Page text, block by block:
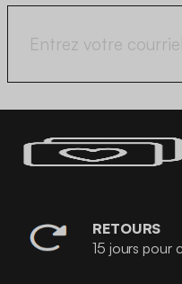
RETOURS
15 jours pour